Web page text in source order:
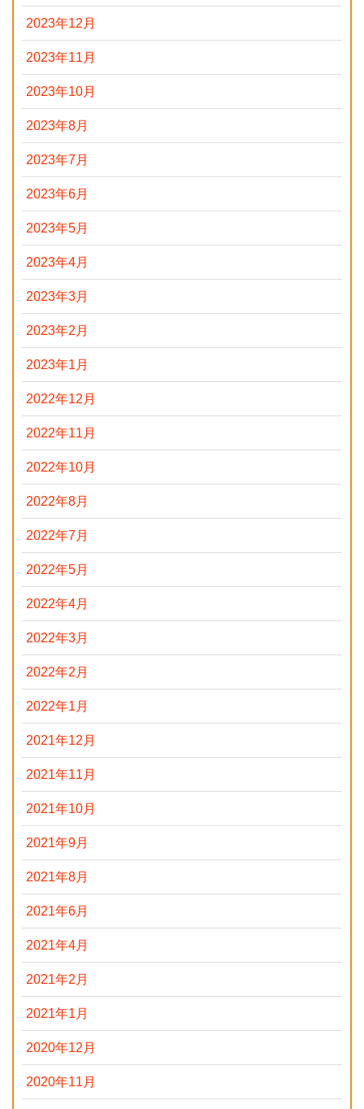
2023年12月
2023年11月
2023年10月
2023年8月
2023年7月
2023年6月
2023年5月
2023年4月
2023年3月
2023年2月
2023年1月
2022年12月
2022年11月
2022年10月
2022年8月
2022年7月
2022年5月
2022年4月
2022年3月
2022年2月
2022年1月
2021年12月
2021年11月
2021年10月
2021年9月
2021年8月
2021年6月
2021年4月
2021年2月
2021年1月
2020年12月
2020年11月